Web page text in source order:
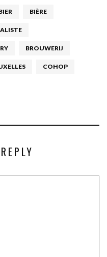
BIÈRE
BROUWERIJ
COHOP